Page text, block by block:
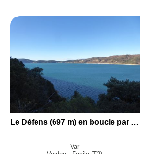
Le Défens (697 m) en boucle par le GR99 et le GR99B depuis Bauduen
Var